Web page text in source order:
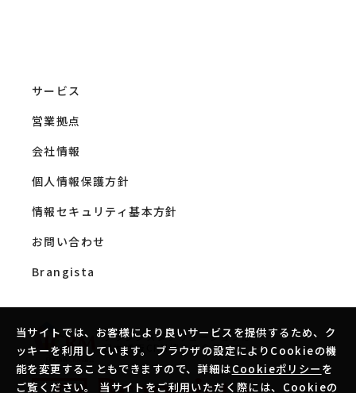
当サイトでは、お客様により良いサービスを提供するため、ク
ッキーを利用しています。 ブラウザの設定によりCookieの機
能を変更することもできますので、詳細はCookieポリシー を
ご覧ください。 当サイトをご利用いただく際には、Cookieの
サービス
営業拠点
会社情報
個人情報保護方針
情報セキュリティ基本方針
お問い合わせ
Brangista
ブランジスタソリューションは
日本通販CRM協会の会員です。
当サイトでは、お客様により良いサービスを提供するため、ク
ッキーを利用しています。 ブラウザの設定によりCookieの機
能を変更することもできますので、詳細はCookieポリシー を
ご覧ください。 当サイトをご利用いただく際には、Cookieの